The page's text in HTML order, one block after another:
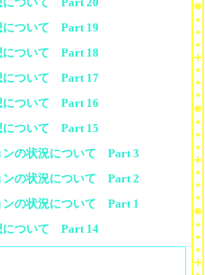
について Part 19
について Part 18
について Part 17
について Part 16
について Part 15
ンの状況について Part 3
ンの状況について Part 2
ンの状況について Part 1
について Part 14